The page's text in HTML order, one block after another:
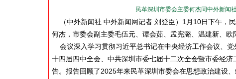
民革深圳市委会主委何杰同中外新闻
（中外新闻社 中外新闻网记者 刘登臣）1月10日下午，
何杰，市委会副主委毛伍元、谭会茹、孟宪潞、温建新、欧
会议深入学习贯彻习近平总书记在中央经济工作会议、
十四届四中全会、中共深圳市委七届十二次全会暨市委经
告。报告回顾了2025年来民革深圳市委会在思想政治建设